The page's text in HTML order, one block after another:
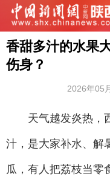
香甜多汁的水果
伤身？
2026年05
天气越发炎热，西
汁，是大家补水、解
瓜，有人把荔枝当